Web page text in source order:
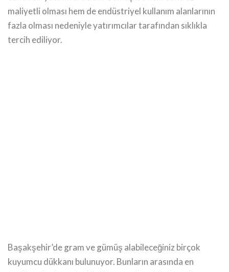
maliyetli olması hem de endüstriyel kullanım alanlarının
fazla olması nedeniyle yatırımcılar tarafından sıklıkla
tercih ediliyor.
Başakşehir’de gram ve gümüş alabileceğiniz birçok
kuyumcu dükkanı bulunuyor. Bunların arasında en